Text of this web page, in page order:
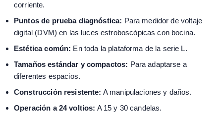
corriente.
Puntos de prueba diagnóstica: Para medidor de voltaje
digital (DVM) en las luces estroboscópicas con bocina.
Estética común: En toda la plataforma de la serie L.
Tamaños estándar y compactos: Para adaptarse a
diferentes espacios.
Construcción resistente: A manipulaciones y daños.
Operación a 24 voltios: A 15 y 30 candelas.